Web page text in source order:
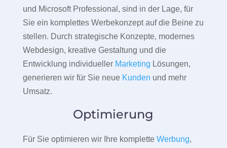
und Microsoft Professional, sind in der Lage, für
Sie ein komplettes Werbekonzept auf die Beine zu
stellen. Durch strategische Konzepte, modernes
Webdesign, kreative Gestaltung und die
Entwicklung individueller Marketing Lösungen,
generieren wir für Sie neue Kunden und mehr
Umsatz.
Optimierung
Für Sie optimieren wir Ihre komplette Werbung,